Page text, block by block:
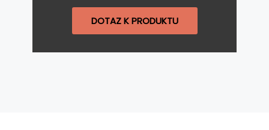
DOTAZ K PRODUKTU